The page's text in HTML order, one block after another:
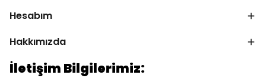
Hesabım
Hakkımızda
İletişim Bilgilerimiz: